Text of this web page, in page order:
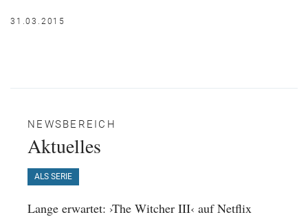
31.03.2015
NEWSBEREICH
Aktuelles
ALS SERIE
Lange erwartet: ›The Witcher III‹ auf Netflix